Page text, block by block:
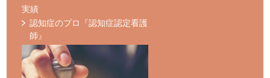
実績
認知症のプロ『認知症認定看護
師』